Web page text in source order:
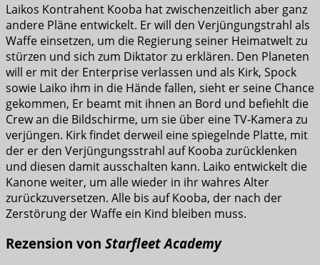
Laikos Kontrahent Kooba hat zwischenzeitlich aber ganz
andere Pläne entwickelt. Er will den Verjüngungstrahl als
Waffe einsetzen, um die Regierung seiner Heimatwelt zu
stürzen und sich zum Diktator zu erklären. Den Planeten
will er mit der Enterprise verlassen und als Kirk, Spock
sowie Laiko ihm in die Hände fallen, sieht er seine Chance
gekommen, Er beamt mit ihnen an Bord und befiehlt die
Crew an die Bildschirme, um sie über eine TV-Kamera zu
verjüngen. Kirk findet derweil eine spiegelnde Platte, mit
der er den Verjüngungsstrahl auf Kooba zurücklenken
und diesen damit ausschalten kann. Laiko entwickelt die
Kanone weiter, um alle wieder in ihr wahres Alter
zurückzuversetzen. Alle bis auf Kooba, der nach der
Zerstörung der Waffe ein Kind bleiben muss.
Rezension von Starfleet Academy